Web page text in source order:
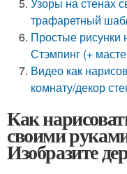
трафаретный
Простые рисунки
Стэмпинг (+
Видео как
комнату/декор
Как
своими
Изобразите